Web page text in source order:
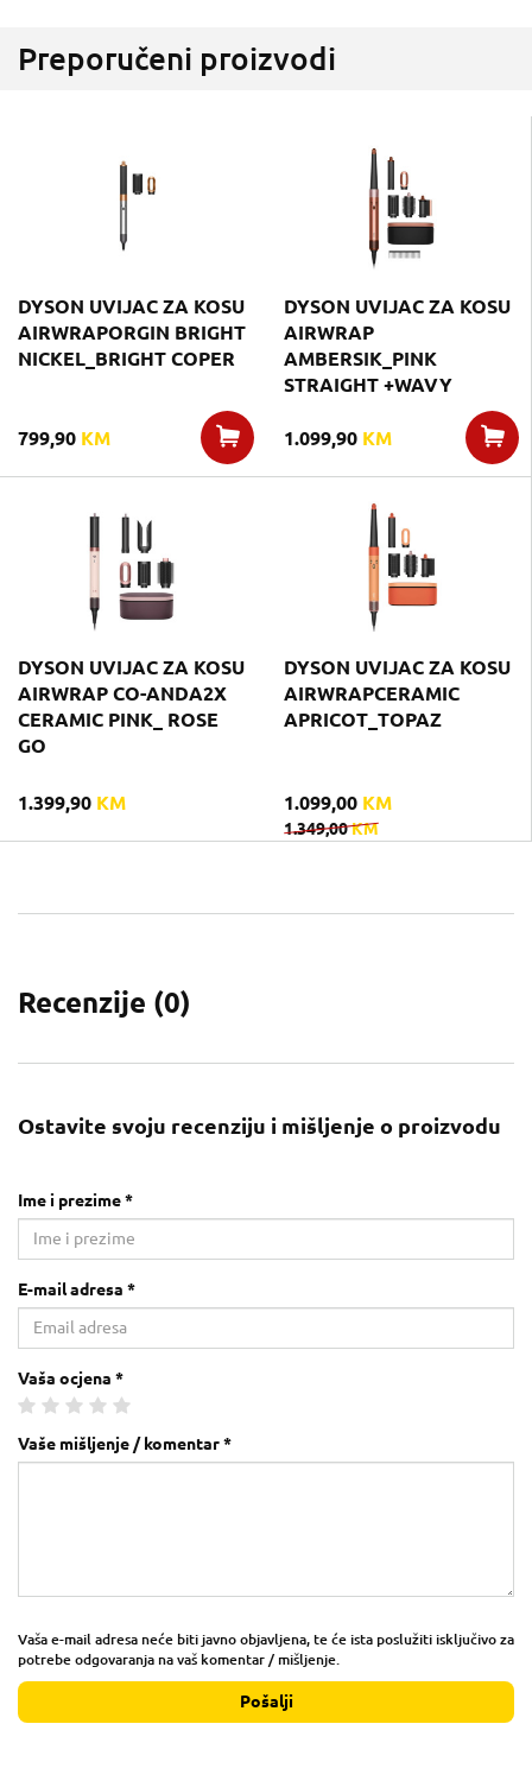
Preporučeni proizvodi
DYSON UVIJAC ZA KOSU
AIRWRAPORGIN BRIGHT
NICKEL_BRIGHT COPER
799,90 KM
DYSON UVIJAC ZA KOSU
AIRWRAP
AMBERSIK_PINK
STRAIGHT +WAVY
1.099,90 KM
DYSON UVIJAC ZA KOSU
AIRWRAP CO-ANDA2X
CERAMIC PINK_ ROSE
GO
1.399,90 KM
DYSON UVIJAC ZA KOSU
AIRWRAPCERAMIC
APRICOT_TOPAZ
1.099,00 KM
1.349,00KM
Recenzije (0)
Ostavite svoju recenziju i mišljenje o proizvodu
Ime i prezime *
E-mail adresa *
Vaša ocjena *
Vaše mišljenje / komentar *
Vaša e-mail adresa neće biti javno objavljena, te će ista poslužiti isključivo za
potrebe odgovaranja na vaš komentar / mišljenje.
Pošalji